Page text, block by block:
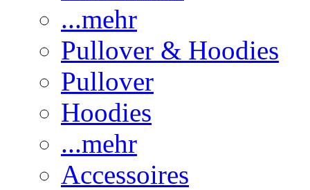
...mehr
Pullover & Hoodies
Pullover
Hoodies
...mehr
Accessoires